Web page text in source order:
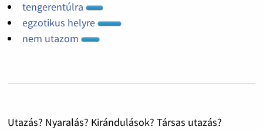
tengerentúlra
egzotikus helyre
nem utazom
Utazás? Nyaralás? Kirándulások? Társas utazás?